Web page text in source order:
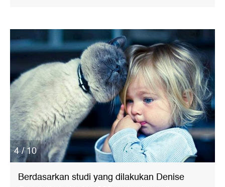
4 / 10
Berdasarkan studi yang dilakukan Denise